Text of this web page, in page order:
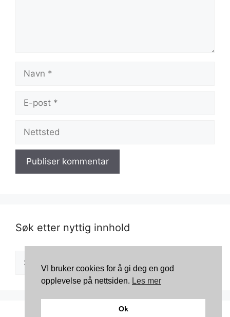
Navn
Nettsted
Søk etter nyttig innhold
VI bruker cookies for å gi deg en god
opplevelse på nettsiden. Les mer
Ok